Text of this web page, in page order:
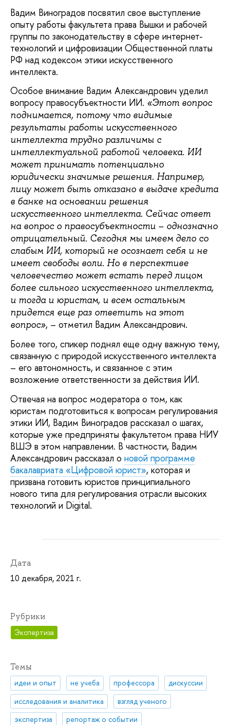
Вадим Виноградов посвятил свое выступление
опыту работы факультета права Вышки и рабочей
группы по законодательству в сфере интернет-
технологий и цифровизации Общественной платы
РФ над кодексом этики искусственного
интеллекта.
Особое внимание Вадим Александрович уделил
вопросу правосубъектности ИИ. «Этот вопрос
поднимается, потому что видимые
результаты работы искусственного
интеллекта трудно различимы с
интеллектуальной работой человека. ИИ
может принимать потенциально
юридически значимые решения. Например,
лицу может быть отказано в выдаче кредита
в банке на основании решения
искусственного интеллекта. Сейчас ответ
на вопрос о правосубъектности – однозначно
отрицательный. Сегодня мы имеем дело со
слабым ИИ, который не осознает себя и не
имеет свободы воли. Но в перспективе
человечество может встать перед лицом
более сильного искусственного интеллекта,
и тогда и юристам, и всем остальным
придется еще раз ответить на этот
вопрос», – отметил Вадим Александрович.
Более того, спикер поднял еще одну важную тему,
связанную с природой искусственного интеллекта
– его автономность, и связанное с этим
возложение ответственности за действия ИИ.
Отвечая на вопрос модератора о том, как
юристам подготовиться к вопросам регулирования
этики ИИ, Вадим Виноградов рассказал о шагах,
которые уже предприняты факультетом права НИУ
ВШЭ в этом направлении. В частности, Вадим
Александрович рассказал о новой программе
бакалавриата «Цифровой юрист», которая и
призвана готовить юристов принципиального
нового типа для регулирования отрасли высоких
технологий и Digital.
Дата
10 декабря, 2021 г.
Рубрики
Экспертиза
Темы
идеи и опыт не учеба профессора
дискуссии
исследования и аналитика
взгляд ученого
экспертиза
репортаж о событии